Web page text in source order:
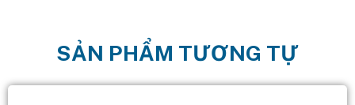
SẢN PHẨM TƯƠNG TỰ